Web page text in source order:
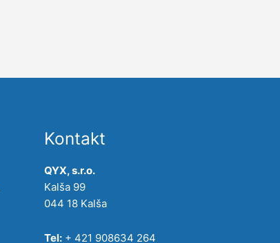
Kontakt
QYX, s.r.o.
Kalša 99
044 18 Kalša
Tel: + 421 908634 264